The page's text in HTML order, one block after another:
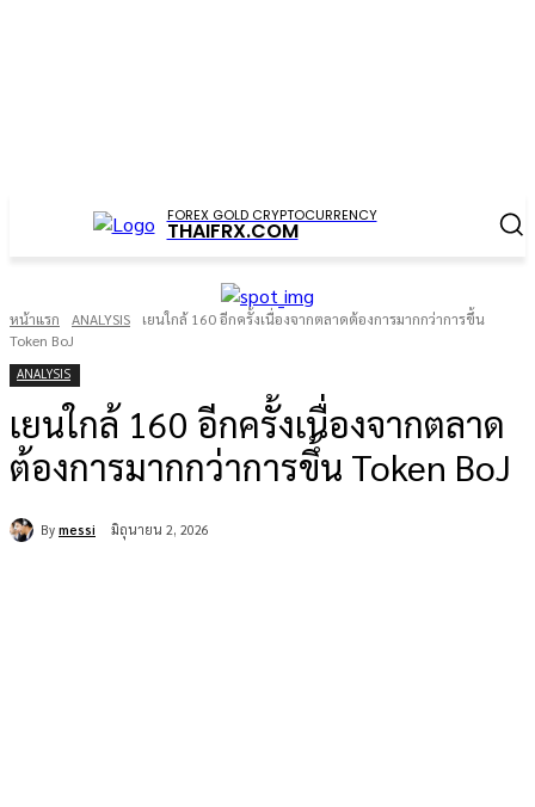
FOREX GOLD CRYPTOCURRENCY
THAIFRX.COM
หน้าแรก ANALYSIS
เยนใกล้ 160 อีกครั้งเนื่องจากตลาดต้องการมากกว่าการขึ้น
Token BoJ
ANALYSIS
เยนใกล้ 160 อีกครั้งเนื่องจากตลาด
ต้องการมากกว่าการขึ้น Token BoJ
By messi มิถุนายน 2, 2026